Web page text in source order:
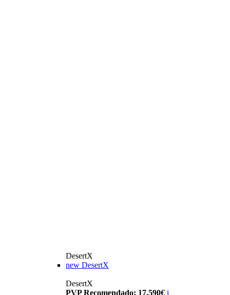
DesertX
new DesertX
DesertX
PVP Recomendado: 17.590€ i